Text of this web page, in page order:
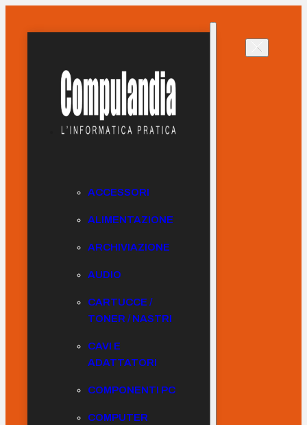
ACCESSORI
ALIMENTAZIONE
ARCHIVIAZIONE
AUDIO
CARTUCCE /
TONER / NASTRI
CAVI E
ADATTATORI
COMPONENTI PC
COMPUTER